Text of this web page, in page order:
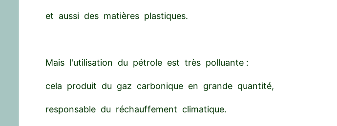
et aussi des matières plastiques.
Mais l'utilisation du pétrole est très polluante :
cela produit du gaz carbonique en grande quantité,
responsable du réchauffement climatique.